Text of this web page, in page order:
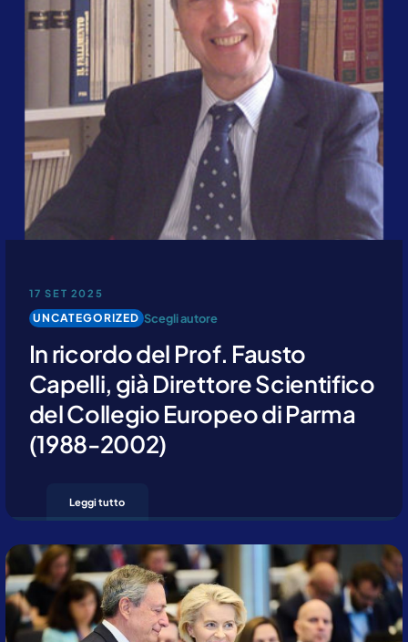
17 SET 2025
UNCATEGORIZED Scegli autore
In ricordo del Prof. Fausto
Capelli, già Direttore Scientifico
del Collegio Europeo di Parma
(1988-2002)
Leggi tutto